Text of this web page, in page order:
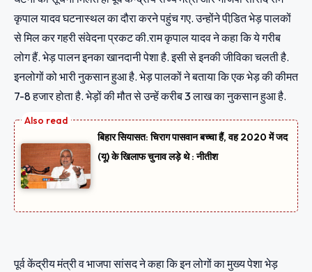
कृपाल यादव घटनास्थल का दौरा करने पहुंच गए. उन्होंने पीडि़त भेड़ पालकों
से मिल कर गहरी संवेदना प्रकट की.राम कृपाल यादव ने कहा कि ये गरीब
लोग हैं. भेड़ पालन इनका खानदानी पेशा है. इसी से इनकी जीविका चलती है.
इनलोगों को भारी नुकसान हुआ है. भेड़ पालकों ने बताया कि एक भेड़ की कीमत
7-8 हजार होता है. भेड़ों की मौत से उन्हें करीब 3 लाख का नुकसान हुआ है.
बिहार सियासत: चिराग पासवान बच्चा हैं, वह 2020 में जद
(यू) के खिलाफ चुनाव लड़े थे : नीतीश
पूर्व केंद्रीय मंत्री व भाजपा सांसद ने कहा कि इन लोगों का मुख्य पेशा भेड़